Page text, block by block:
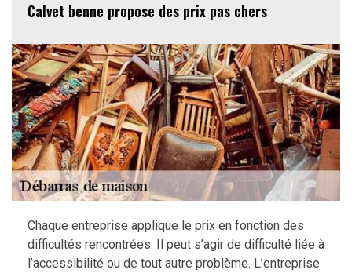
Calvet benne propose des prix pas chers
Chaque entreprise applique le prix en fonction des
difficultés rencontrées. Il peut s’agir de difficulté liée à
l’accessibilité ou de tout autre problème. L’entreprise